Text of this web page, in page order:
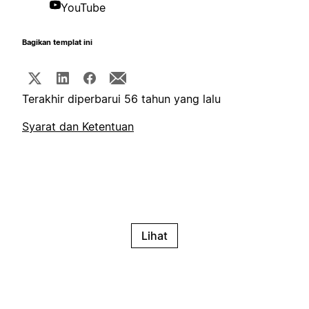
YouTube
Bagikan templat ini
Terakhir diperbarui 56 tahun yang lalu
Syarat dan Ketentuan
Lihat